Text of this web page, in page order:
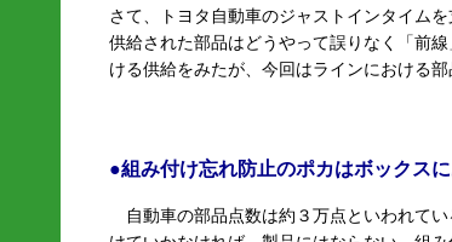
さて、トヨタ自動車のジャストインタイム
供給された部品はどうやって誤りなく「前
ける供給をみたが、今回はラインにおける部
●組み付け忘れ防止のポカはボックスに
自動車の部品点数は約３万点といわれて